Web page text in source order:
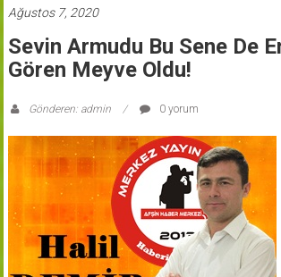
Ağustos 7, 2020
Sevin Armudu Bu Sene De
Gören Meyve Oldu!
Gönderen: admin 0 yorum